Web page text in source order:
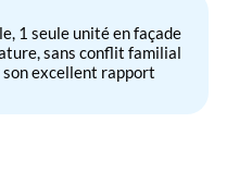
1 seule unité en façade
sans conflit familial
excellent rapport